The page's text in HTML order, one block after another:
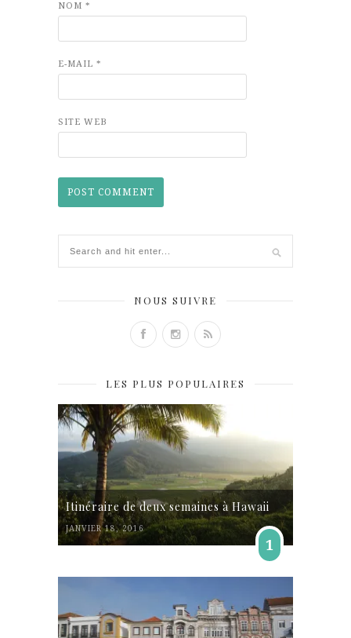
NOM *
E-MAIL *
SITE WEB
NOUS SUIVRE
LES PLUS POPULAIRES
Itinéraire de deux semaines à Hawaii
JANVIER 18, 2016
1